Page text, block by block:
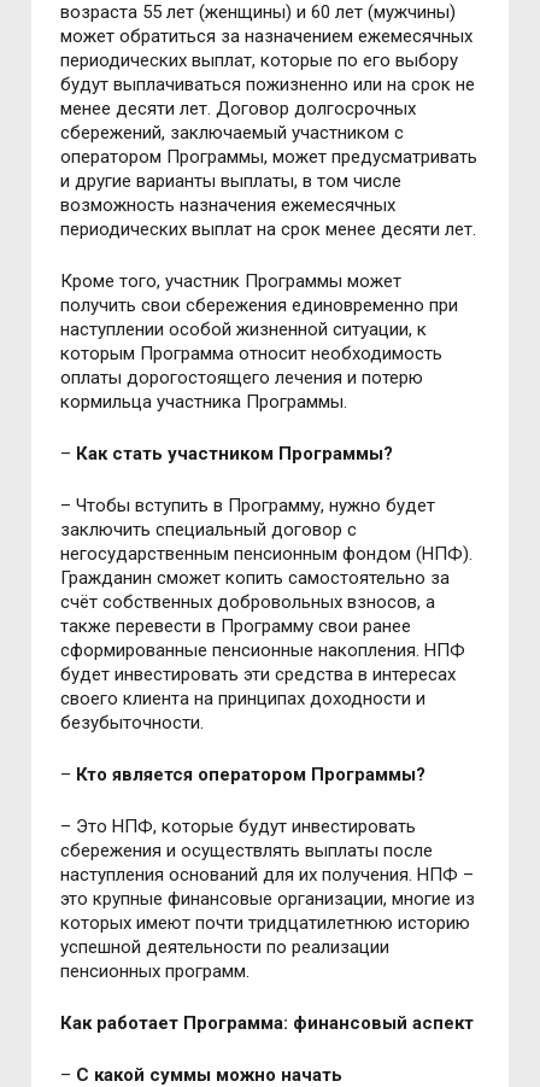
возраста 55 лет (женщины) и 60 лет (мужчины)
может обратиться за назначением ежемесячных
периодических выплат, которые по его выбору
будут выплачиваться пожизненно или на срок не
менее десяти лет. Договор долгосрочных
сбережений, заключаемый участником с
оператором Программы, может предусматривать
и другие варианты выплаты, в том числе
возможность назначения ежемесячных
периодических выплат на срок менее десяти лет.
Кроме того, участник Программы может
получить свои сбережения единовременно при
наступлении особой жизненной ситуации, к
которым Программа относит необходимость
оплаты дорогостоящего лечения и потерю
кормильца участника Программы.
– Как стать участником Программы?
– Чтобы вступить в Программу, нужно будет
заключить специальный договор с
негосударственным пенсионным фондом (НПФ).
Гражданин сможет копить самостоятельно за
счёт собственных добровольных взносов, а
также перевести в Программу свои ранее
сформированные пенсионные накопления. НПФ
будет инвестировать эти средства в интересах
своего клиента на принципах доходности и
безубыточности.
– Кто является оператором Программы?
– Это НПФ, которые будут инвестировать
сбережения и осуществлять выплаты после
наступления оснований для их получения. НПФ –
это крупные финансовые организации, многие из
которых имеют почти тридцатилетнюю историю
успешной деятельности по реализации
пенсионных программ.
Как работает Программа: финансовый аспект
– С какой суммы можно начать